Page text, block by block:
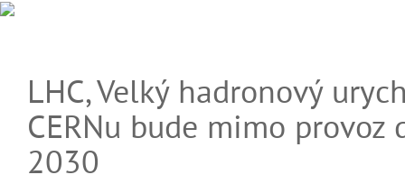
LHC, Velký hadronový
CERNu bude mimo provoz
2030